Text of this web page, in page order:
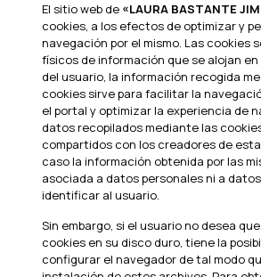
El sitio web de«LAURA BASTANTE
cookies, a los efectos de optimizar y
navegación por el mismo. Las cookies
físicos de información que se alojan
del usuario, la información recogida
cookies sirve para facilitar la
el portal y optimizar la experiencia de
datos recopilados mediante las
compartidos con los creadores de
caso la información obtenida por las
asociada a datos personales ni a
identificar al usuario.
Sin embargo, si el usuario no desea
cookies en su disco duro, tiene la
configurar el navegador de tal modo